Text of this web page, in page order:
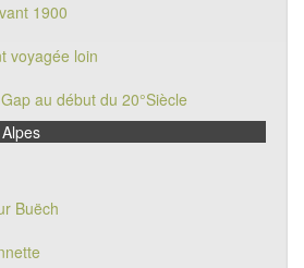
1900
voyagée loin
au début du 20°Siècle
Buëch